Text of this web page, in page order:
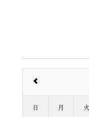
日 月 火